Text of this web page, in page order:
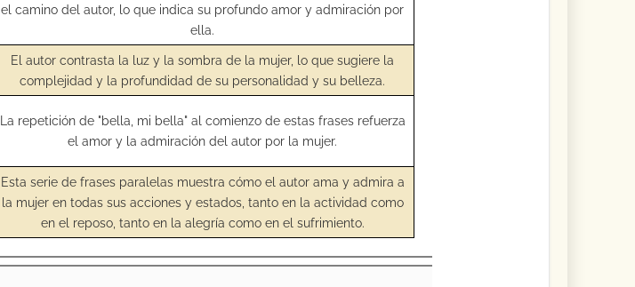
el camino del autor, lo que indica su profundo amor y admiración por
ella.
El autor contrasta la luz y la sombra de la mujer, lo que sugiere la
complejidad y la profundidad de su personalidad y su belleza.
La repetición de "bella, mi bella" al comienzo de estas frases refuerza
el amor y la admiración del autor por la mujer.
Esta serie de frases paralelas muestra cómo el autor ama y admira a
la mujer en todas sus acciones y estados, tanto en la actividad como
en el reposo, tanto en la alegría como en el sufrimiento.